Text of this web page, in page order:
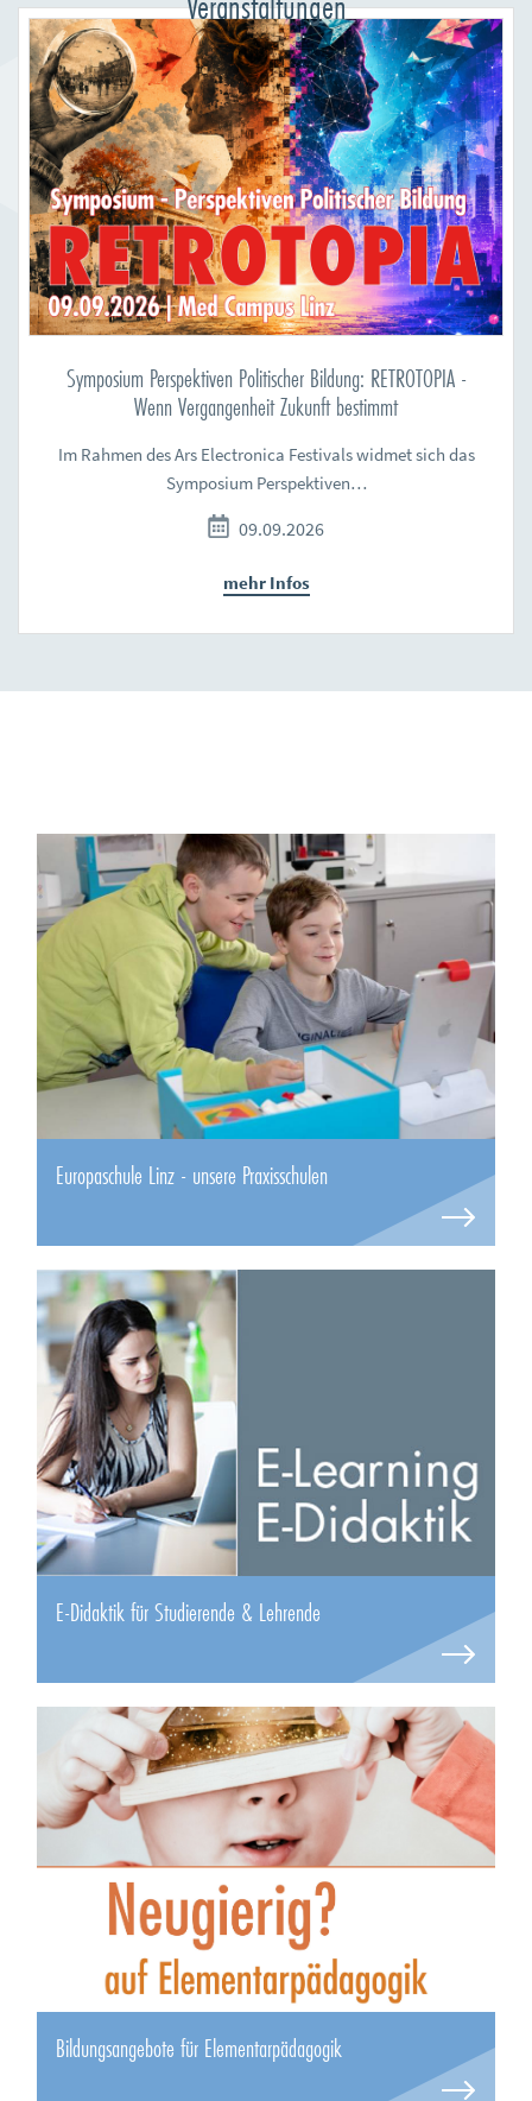
Symposium Perspektiven Politischer Bildung: RETROTOPIA -
Wenn Vergangenheit Zukunft bestimmt
Im Rahmen des Ars Electronica Festivals widmet sich das
Symposium Perspektiven…
09.09.2026
mehr Infos
Europaschule Linz - unsere Praxisschulen
E-Didaktik für Studierende & Lehrende
Bildungsangebote für Elementarpädagogik